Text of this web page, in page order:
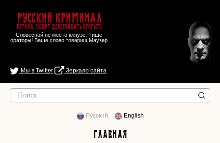
Русский Криминал
Истина любит действовать открыто
Словесной не место кляузе. Тише
ораторы! Ваше слово товарищ Маузер
Мы в Twitter Зеркало сайта
Русский English
Главная